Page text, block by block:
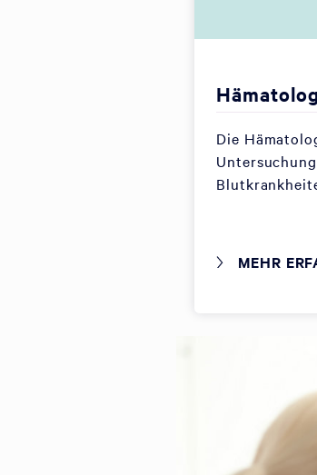
Die
MEHR